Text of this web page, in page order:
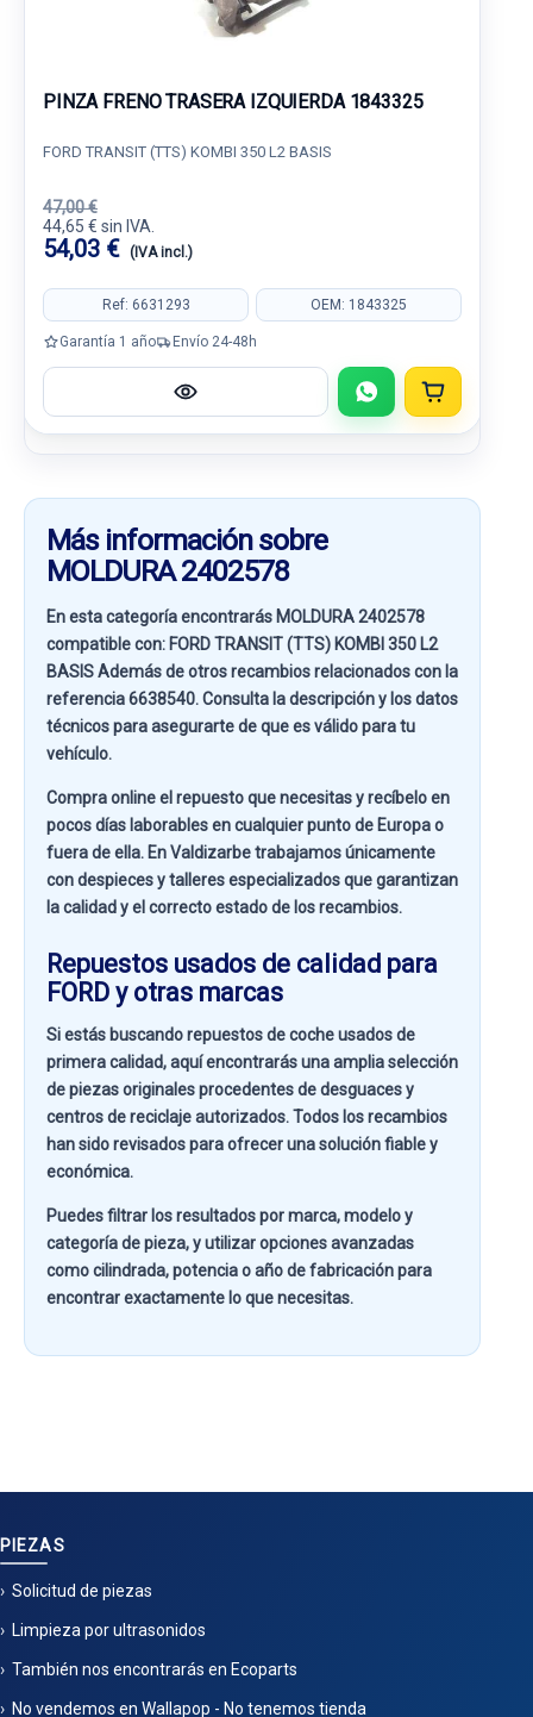
PINZA FRENO TRASERA IZQUIERDA 1843325
FORD TRANSIT (TTS) KOMBI 350 L2 BASIS
47,00 €
44,65 € sin IVA.
54,03 € (IVA incl.)
Ref: 6631293 OEM: 1843325
Garantía 1 año Envío 24-48h
Más información sobre
MOLDURA 2402578
En esta categoría encontrarás MOLDURA 2402578
compatible con: FORD TRANSIT (TTS) KOMBI 350 L2
BASISAdemás de otros recambios relacionados con la
referencia6638540. Consulta la descripción y los datos
técnicos para asegurarte de que es válido para tu
vehículo.
Compra online el repuesto que necesitas y recíbelo en
pocos días laborables en cualquier punto de Europa o
fuera de ella. EnValdizarbetrabajamos únicamente
con despieces y talleres especializados que garantizan
la calidad y el correcto estado de los recambios.
Repuestos usados de calidad para
FORD y otras marcas
Si estás buscandorepuestos de coche usados de
primera calidad, aquí encontrarás una amplia selección
de piezas originales procedentes de desguaces y
centros de reciclaje autorizados. Todos los recambios
han sido revisados para ofrecer una solución fiable y
económica.
Puedes filtrar los resultados pormarca, modelo y
categoría de pieza, y utilizar opciones avanzadas
comocilindrada, potencia o año de fabricaciónpara
encontrar exactamente lo que necesitas.
PIEZAS
Solicitud de piezas
Limpieza por ultrasonidos
También nos encontrarás en Ecoparts
No vendemos en Wallapop - No tenemos tienda